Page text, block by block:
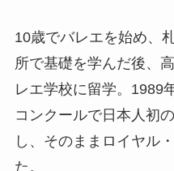
10歳でバレエを始め、
所で基礎を学んだ後、
レエ学校に留学。1989
コンクールで日本人初
し、そのままロイヤル
た。